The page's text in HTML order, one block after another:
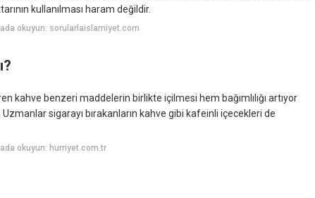
kullanılması haram değildir.
okuyun: sorularlaislamiyet.com
kahve benzeri maddelerin birlikte içilmesi hem bağımlılığı artıyor
sigarayı bırakanların kahve gibi kafeinli içecekleri de
okuyun: hurriyet.com.tr